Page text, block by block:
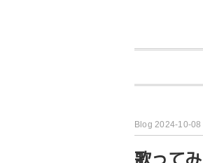
Blog 2024-10-08